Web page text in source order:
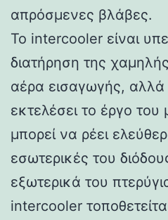
απρόσμενες βλάβες.
Το intercooler είναι
διατήρηση της
αέρα εισαγωγής, αλλά
εκτελέσει το έργο
μπορεί να ρέει
εσωτερικές του
εξωτερικά του
intercooler